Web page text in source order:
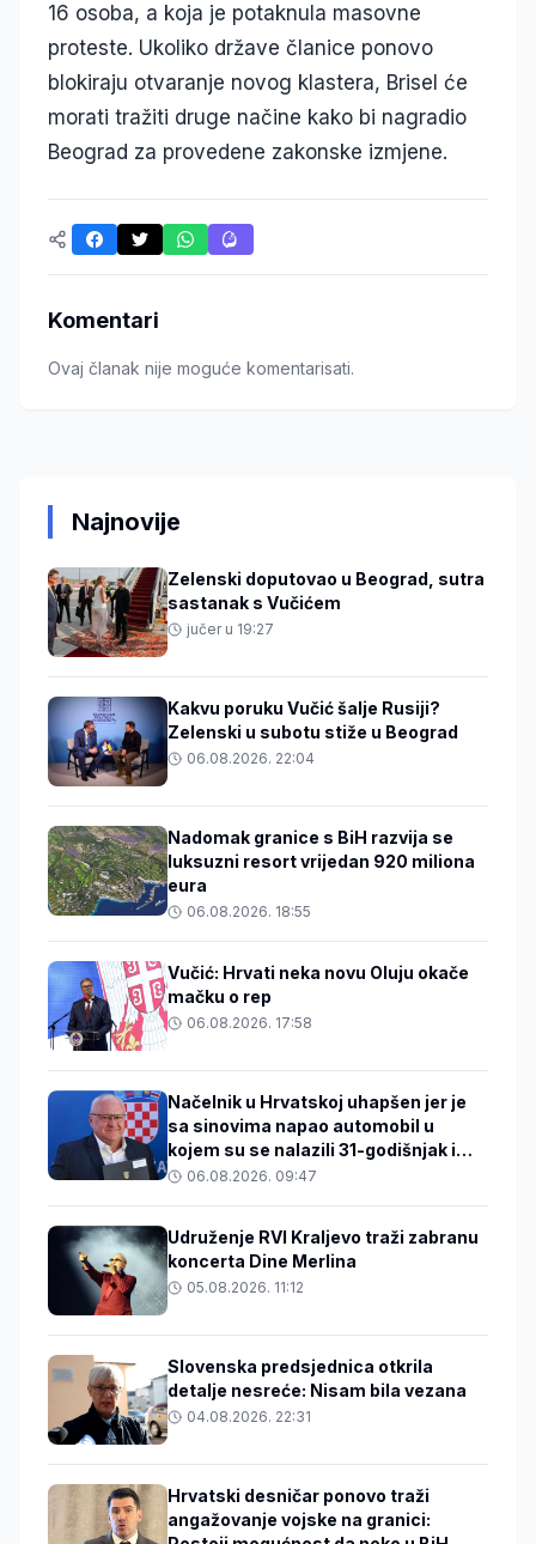
16 osoba, a koja je potaknula masovne
proteste. Ukoliko države članice ponovo
blokiraju otvaranje novog klastera, Brisel će
morati tražiti druge načine kako bi nagradio
Beograd za provedene zakonske izmjene.
Komentari
Ovaj članak nije moguće komentarisati.
Najnovije
Zelenski doputovao u Beograd, sutra
sastanak s Vučićem
jučer u 19:27
Kakvu poruku Vučić šalje Rusiji?
Zelenski u subotu stiže u Beograd
06.08.2026. 22:04
Nadomak granice s BiH razvija se
luksuzni resort vrijedan 920 miliona
eura
06.08.2026. 18:55
Vučić: Hrvati neka novu Oluju okače
mačku o rep
06.08.2026. 17:58
Načelnik u Hrvatskoj uhapšen jer je
sa sinovima napao automobil u
kojem su se nalazili 31-godišnjak i
beba06.08.2026. 09:47
Udruženje RVI Kraljevo traži zabranu
koncerta Dine Merlina
05.08.2026. 11:12
Slovenska predsjednica otkrila
detalje nesreće: Nisam bila vezana
04.08.2026. 22:31
Hrvatski desničar ponovo traži
angažovanje vojske na granici: